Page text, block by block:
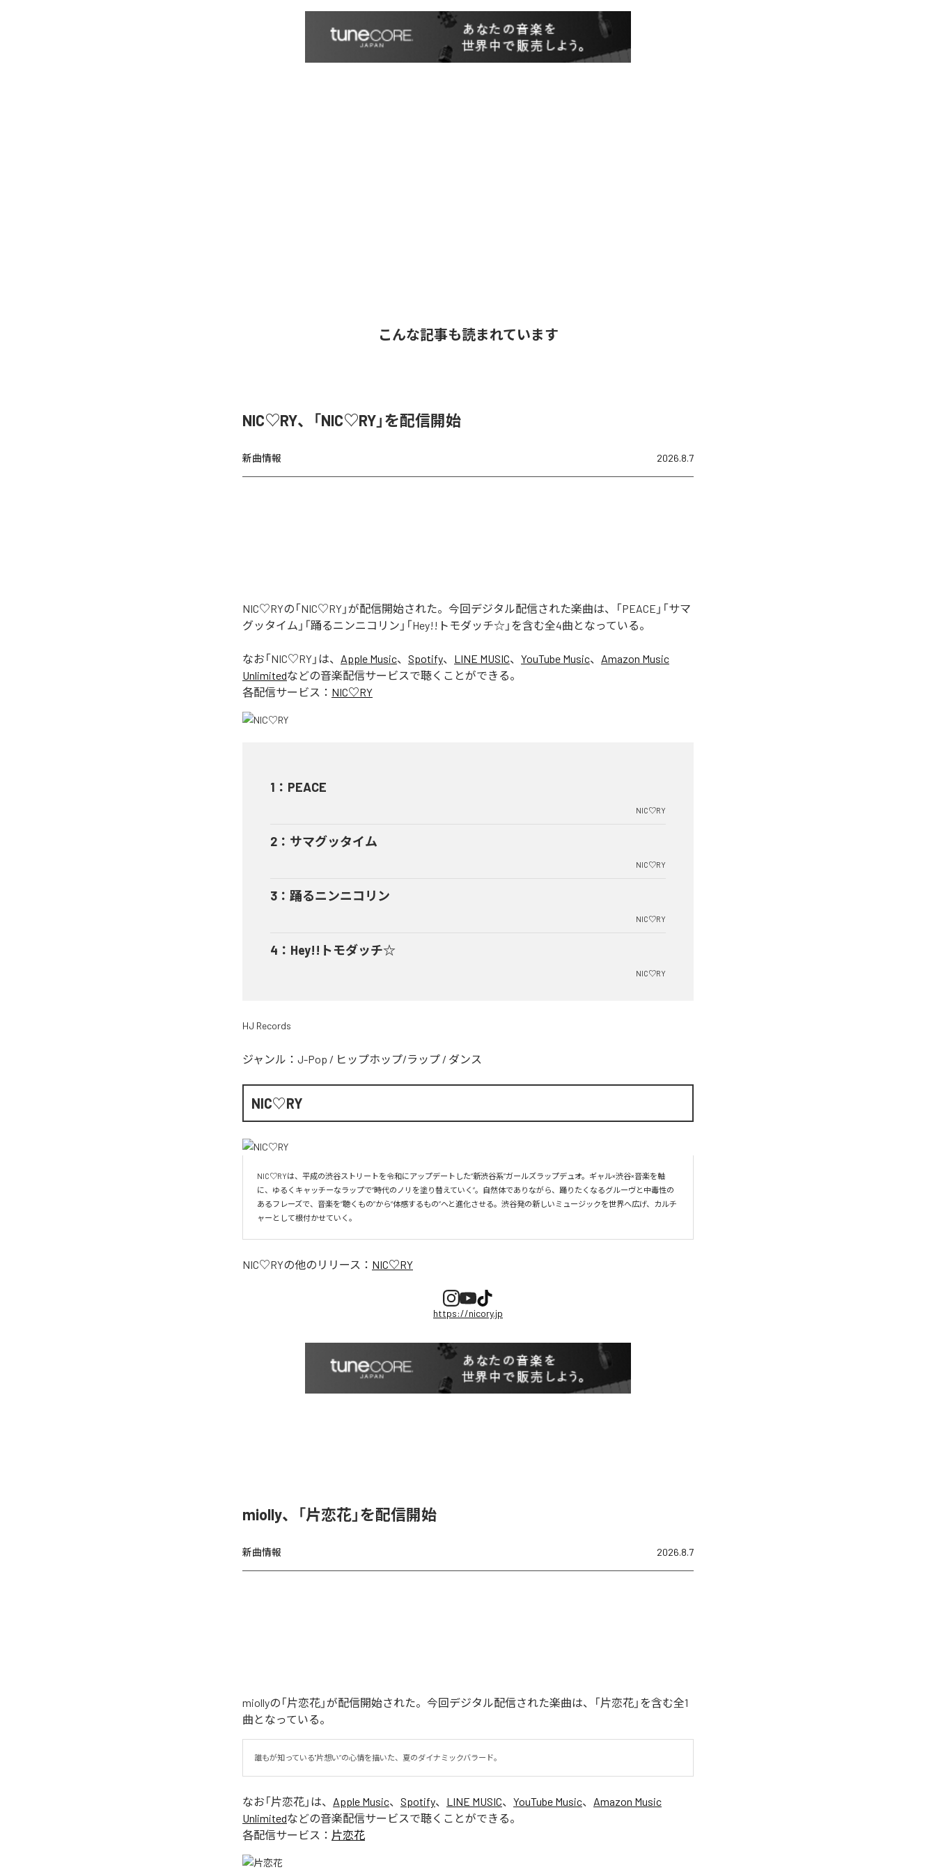
こんな記事も読まれています
NIC♡RY、「NIC♡RY」を配信開始
新曲情報 2026.8.7
NIC♡RYの「NIC♡RY」が配信開始された。今回デジタル配信された楽曲は、「PEACE」「サマ
グッタイム」「踊るニンニコリン」「Hey!!トモダッチ☆」を含む全4曲となっている。
なお「NIC♡RY 」は、 Apple Music、 Spotify、 LINE MUSIC、 YouTube Music、 Amazon Music
Unlimitedなどの音楽配信サービスで聴くことができる。
各配信サービス： NIC♡RY
1 ： PEACE
NIC♡RY
2 ： サマグッタイム
NIC♡RY
3 ： 踊るニンニコリン
NIC♡RY
4 ： Hey!!トモダッチ☆
NIC♡RY
HJ Records
ジャンル： J-Pop / ヒップホップ/ラップ / ダンス
NIC♡RY
NIC♡RYは、平成の渋谷ストリートを令和にアップデートした“新渋谷系”ガールズラップデュオ。ギャル×渋谷×音楽を軸
に、ゆるくキャッチーなラップで“時代のノリを塗り替えていく”。自然体でありながら、踊りたくなるグルーヴと中毒性の
あるフレーズで、音楽を“聴くもの”から“体感するもの”へと進化させる。渋谷発の新しいミュージックを世界へ広げ、カルチ
ャーとして根付かせていく。
NIC♡RYの他のリリース： NIC♡RY
https://nicory.jp
miolly、「片恋花」を配信開始
新曲情報 2026.8.7
miollyの「片恋花」が配信開始された。今回デジタル配信された楽曲は、「片恋花」を含む全1
曲となっている。
誰もが知っている"片想い”の心情を描いた、夏のダイナミックバラード。
なお「片恋花 」は、 Apple Music、 Spotify、 LINE MUSIC、 YouTube Music、 Amazon Music
Unlimitedなどの音楽配信サービスで聴くことができる。
各配信サービス： 片恋花